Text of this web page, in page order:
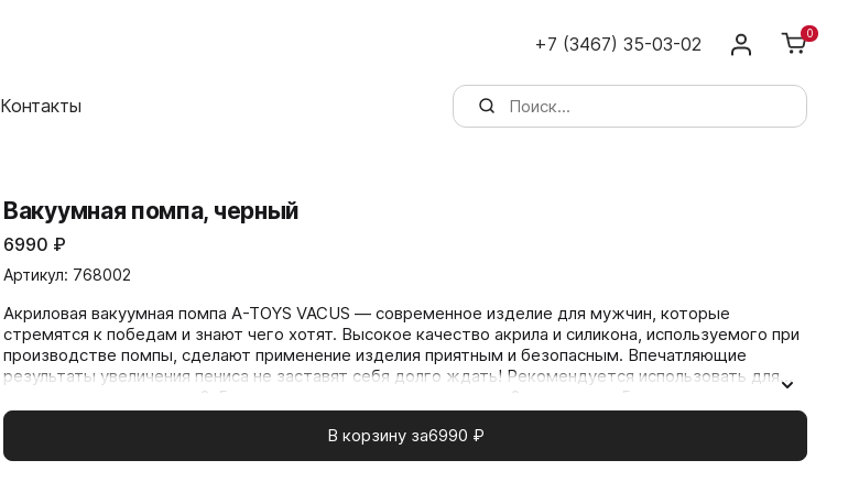
+7 (3467) 35-03-02 0
Контакты
Вакуумная помпа, черный
6990 ₽
Артикул: 768002
Акриловая вакуумная помпа A-TOYS VACUS — современное изделие для мужчин, которые
стремятся к победам и знают чего хотят. Высокое качество акрила и силикона, используемого при
производстве помпы, сделают применение изделия приятным и безопасным. Впечатляющие
результаты увеличения пениса не заставят себя долго ждать! Рекомендуется использовать для
регулярных тренировок 3-5 раз в неделю, одна тренировка — 3 подхода по 5 минут помпирования,
между подходами 1 минута пауза. При появлении неприятных ощущений, болей необходимо
уменьшить разряжение внутри цилиндра, воспользовавшись кнопкой сброса RESET. Для большего
комфорта использовать лубрикант на водной основе.
В корзину за6990 ₽